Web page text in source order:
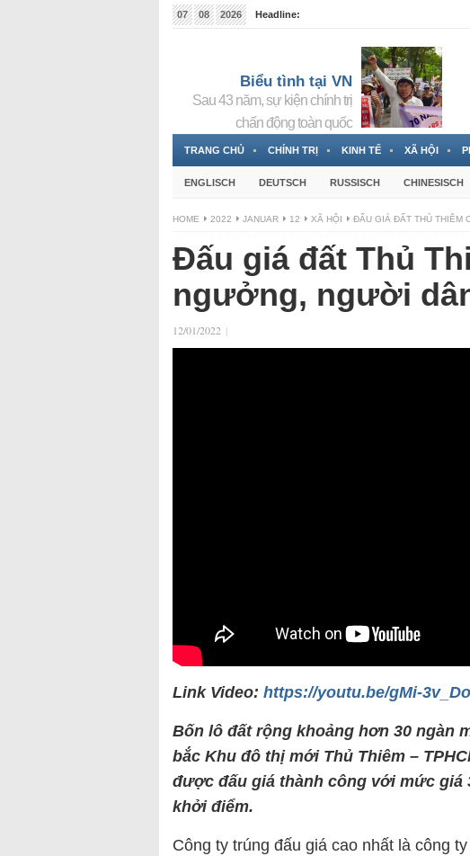
07 08 2026
Headline:
Biểu tình tại VN
Sau 43 năm, sự kiện chính trị
chấn động toàn quốc
TRANG CHỦ CHÍNH TRỊ KINH TẾ XÃ HỘI
ENGLISCH DEUTSCH RUSSISCH CHINESISCH
HOME 2022 JANUAR 12 XÃ HỘI ĐẤU GIÁ ĐẤT THỦ THIÊM
Đấu giá đất Thủ
ngưởng, người
12/01/2022 |
Link Video: https://youtu.be/gMi-
Bốn lô đất rộng khoảng hơn 30 ngàn
bắc Khu đô thị mới Thủ Thiêm –
được đấu giá thành công với mức giá
khởi điểm.
Công ty trúng đấu giá cao nhất là công